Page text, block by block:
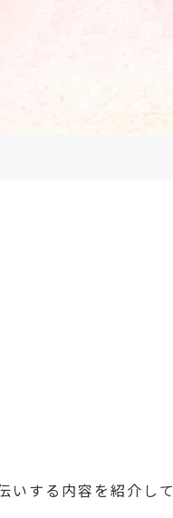
いする内容を紹介して